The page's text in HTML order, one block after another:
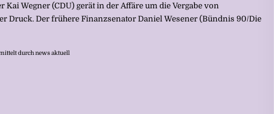
Wegner (CDU) gerät in der Affäre um die Vergabe von
Druck. Der frühere Finanzsenator Daniel Wesener (Bündnis 90/Die
durch news aktuell